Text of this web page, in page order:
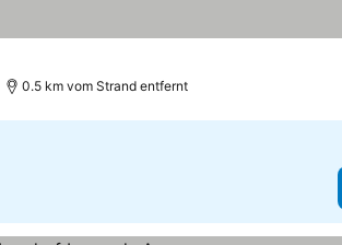
0.5 km vom Strand entfernt